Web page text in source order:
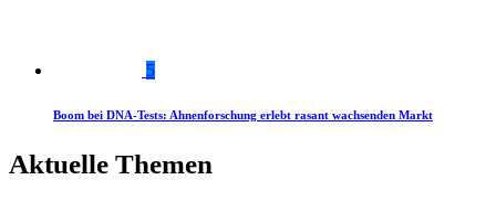
5
Boom bei DNA-Tests: Ahnenforschung erlebt rasant wachsenden Markt
Aktuelle Themen